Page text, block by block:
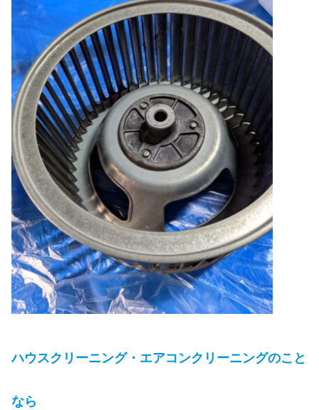
ハウスクリーニング・エアコンクリーニングのこと
なら